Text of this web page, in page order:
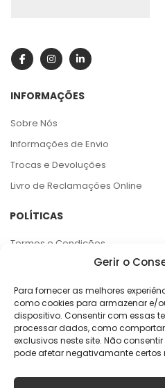
Gerir o
Para fornecer as melhores
como cookies para armazenar e/
dispositivo. Consentir com essas
processar dados, como
exclusivos neste site. Não
pode afetar negativamante certos
INFORMAÇÕES
Sobre Nós
Informações de Envio
Trocas e Devoluções
Livro de Reclamações Online
POLÍTICAS
Termos e Condições
Política de Privacidade
Política de Cookies
Centro de Arbitragem e RAL
APOIO AO CLIENTE
Rua da Argila, 141
4445-027 Alfena